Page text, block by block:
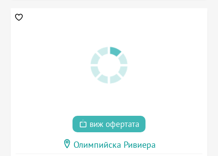
виж офертата
Олимпийска Ривиера